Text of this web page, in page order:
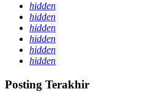
hidden
hidden
hidden
hidden
hidden
hidden
Posting Terakhir